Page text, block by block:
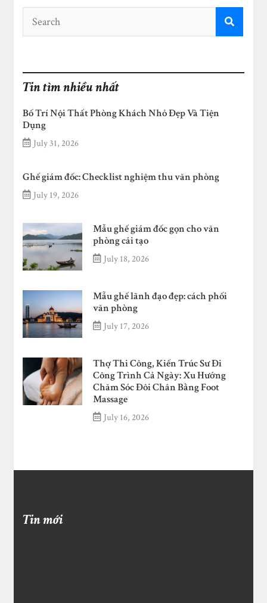
Tin tìm nhiều nhất
Bố Trí Nội Thất Phòng Khách Nhỏ Đẹp Và Tiện
Dụng
July 31, 2026
Ghế giám đốc: Checklist nghiệm thu văn phòng
July 19, 2026
Mẫu ghế giám đốc gọn cho văn
phòng cải tạo
July 18, 2026
Mẫu ghế lãnh đạo đẹp: cách phối
văn phòng
July 17, 2026
Thợ Thi Công, Kiến Trúc Sư Đi
Công Trình Cả Ngày: Xu Hướng
Chăm Sóc Đôi Chân Bằng Foot
Massage
July 16, 2026
Tin mới